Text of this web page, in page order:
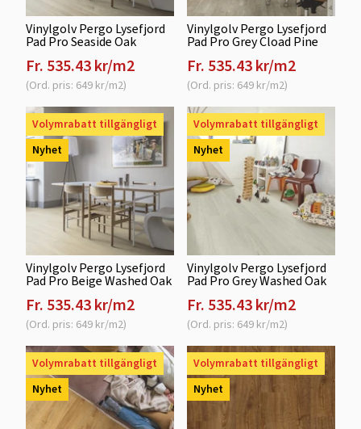
Vinylgolv Pergo Lysefjord
Pad Pro Seaside Oak
Fr. 535.43 kr/m2
(Ord. pris: 649 kr/m2)
Vinylgolv Pergo Lysefjord
Pad Pro Grey Cload Pine
Fr. 535.43 kr/m2
(Ord. pris: 649 kr/m2)
Volymrabatt tillgängligt
Nyhet
Vinylgolv Pergo Lysefjord
Pad Pro Beige Washed Oak
Fr. 535.43 kr/m2
(Ord. pris: 649 kr/m2)
Volymrabatt tillgängligt
Nyhet
Vinylgolv Pergo Lysefjord
Pad Pro Grey Washed Oak
Fr. 535.43 kr/m2
(Ord. pris: 649 kr/m2)
Volymrabatt tillgängligt
Nyhet
Volymrabatt tillgängligt
Nyhet